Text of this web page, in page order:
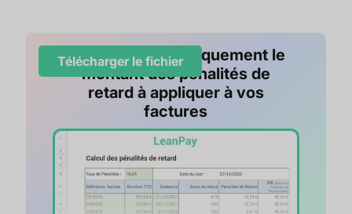
Calculez automatiquement le
montant des pénalités de
retard à appliquer à vos
factures
Télécharger le fichier